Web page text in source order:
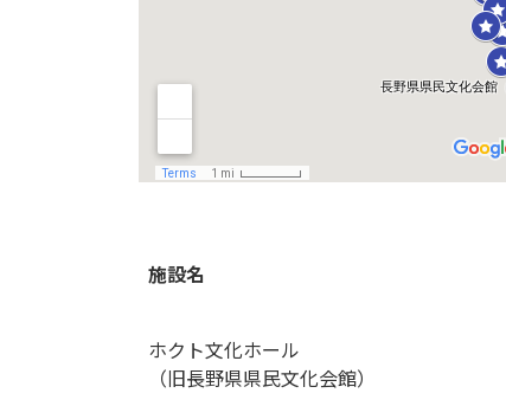
施設名
ホクト文化ホール
（旧長野県県民文化会館）